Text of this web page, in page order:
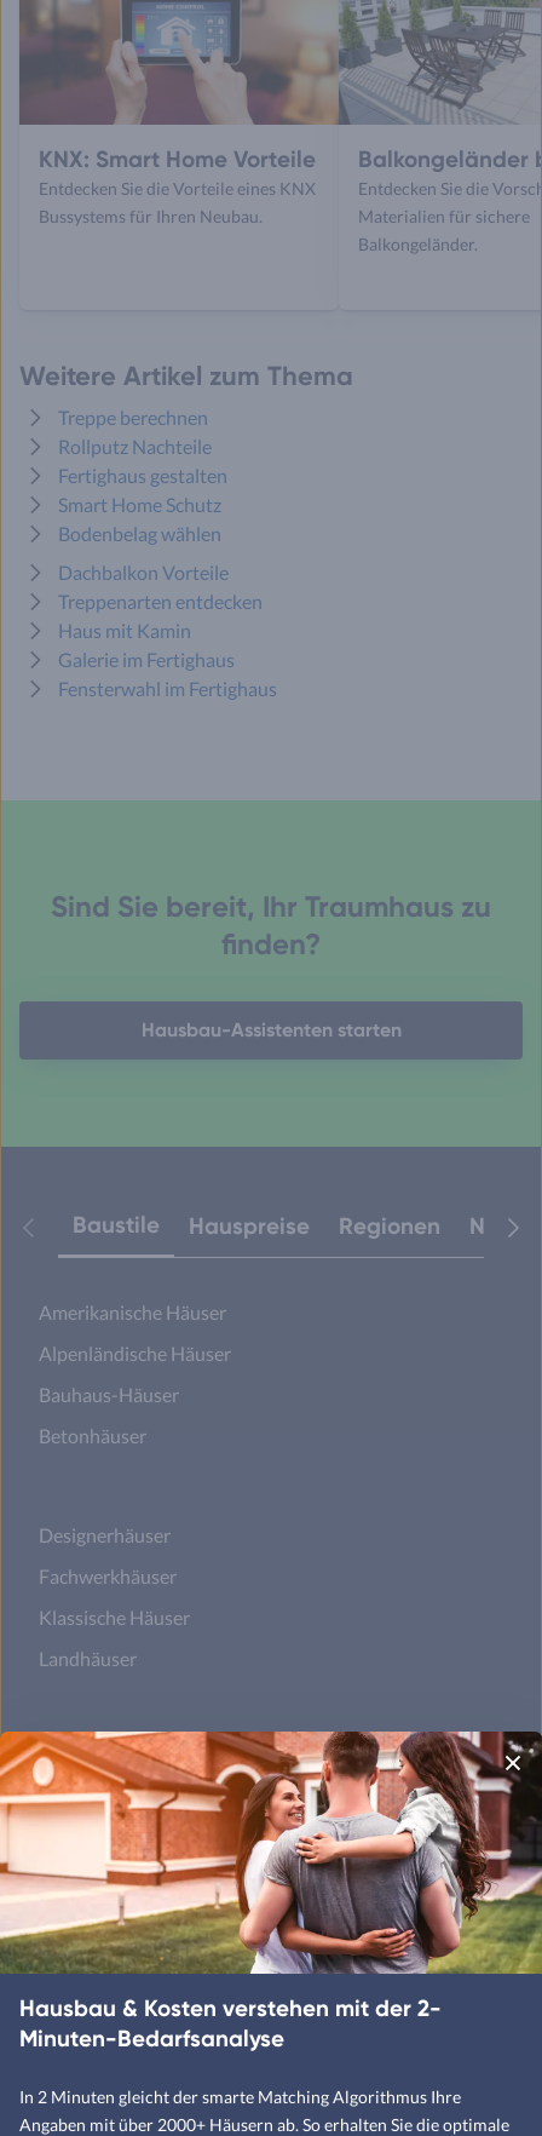
KNX: Smart Home Vorteile
Entdecken Sie die Vorteile eines KNX
Bussystems für Ihren Neubau.
Balkongeländer
Entdecken Sie die
Materialien für sichere
Balkongeländer.
Weitere Artikel zum Thema
Treppe berechnen
Rollputz Nachteile
Fertighaus gestalten
Smart Home Schutz
Bodenbelag wählen
Dachbalkon Vorteile
Treppenarten entdecken
Haus mit Kamin
Galerie im Fertighaus
Fensterwahl im Fertighaus
Sind Sie bereit, Ihr Traumhaus zu
finden?
Hausbau-Assistenten starten
Baustile Hauspreise Regionen
Amerikanische Häuser
Alpenländische Häuser
Bauhaus-Häuser
Betonhäuser
Designerhäuser
Fachwerkhäuser
Klassische Häuser
Landhäuser
Mediterrane Häuser
Moderne Häuser
Schwedenhäuser
Skandinavische Häuser
Satteldachhäuser
Flachdachhäuser
Pultdachhäuser
Hausbau & Kosten verstehen mit der 2-
Minuten-Bedarfsanalyse
In 2 Minuten gleicht der smarte Matching Algorithmus Ihre
Angaben mit über 2000+ Häusern ab. So erhalten Sie die optimale